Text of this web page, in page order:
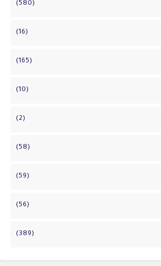
(580)
(16)
(165)
(10)
(2)
(58)
(59)
(56)
(389)